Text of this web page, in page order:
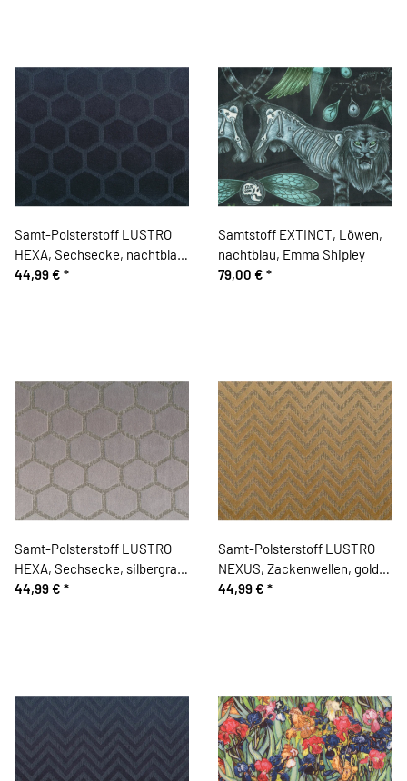
Samt-Polsterstoff LUSTRO
HEXA, Sechsecke, nachtblau,
Sanderson
44,99 € *
Samtstoff EXTINCT, Löwen,
nachtblau, Emma Shipley
79,00 € *
Samt-Polsterstoff LUSTRO
HEXA, Sechsecke, silbergrau,
Sanderson
44,99 € *
Samt-Polsterstoff LUSTRO
NEXUS, Zackenwellen, gold,
Sanderson
44,99 € *